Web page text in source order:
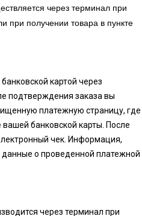
через терминал при
при получении товара в пункте
картой через
подтверждения заказа вы
платежную страницу, где
банковской карты. После
чек. Информация,
данные о проведенной платежной
через терминал при